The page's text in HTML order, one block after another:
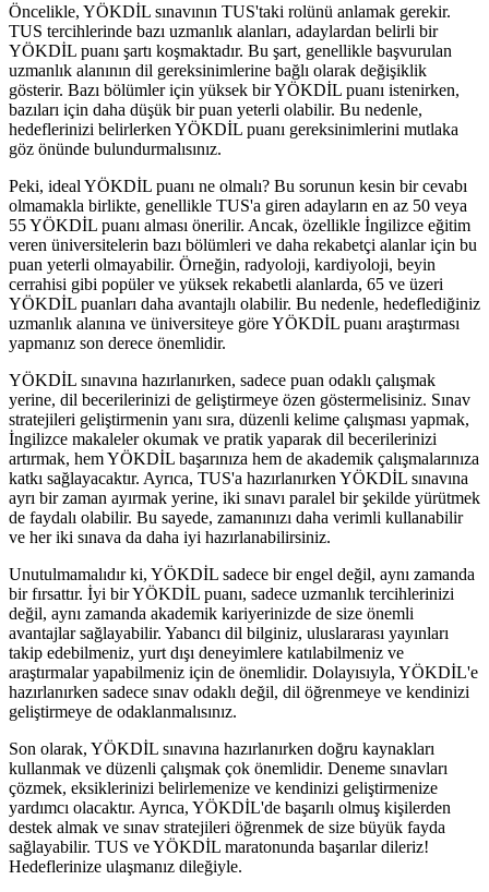
Öncelikle, YÖKDİL sınavının TUS'taki rolünü anlamak gerekir.
TUS tercihlerinde bazı uzmanlık alanları, adaylardan belirli bir
YÖKDİL puanı şartı koşmaktadır. Bu şart, genellikle başvurulan
uzmanlık alanının dil gereksinimlerine bağlı olarak değişiklik
gösterir. Bazı bölümler için yüksek bir YÖKDİL puanı istenirken,
bazıları için daha düşük bir puan yeterli olabilir. Bu nedenle,
hedeflerinizi belirlerken YÖKDİL puanı gereksinimlerini mutlaka
göz önünde bulundurmalısınız.
Peki, ideal YÖKDİL puanı ne olmalı? Bu sorunun kesin bir cevabı
olmamakla birlikte, genellikle TUS'a giren adayların en az 50 veya
55 YÖKDİL puanı alması önerilir. Ancak, özellikle İngilizce eğitim
veren üniversitelerin bazı bölümleri ve daha rekabetçi alanlar için bu
puan yeterli olmayabilir. Örneğin, radyoloji, kardiyoloji, beyin
cerrahisi gibi popüler ve yüksek rekabetli alanlarda, 65 ve üzeri
YÖKDİL puanları daha avantajlı olabilir. Bu nedenle, hedeflediğiniz
uzmanlık alanına ve üniversiteye göre YÖKDİL puanı araştırması
yapmanız son derece önemlidir.
YÖKDİL sınavına hazırlanırken, sadece puan odaklı çalışmak
yerine, dil becerilerinizi de geliştirmeye özen göstermelisiniz. Sınav
stratejileri geliştirmenin yanı sıra, düzenli kelime çalışması yapmak,
İngilizce makaleler okumak ve pratik yaparak dil becerilerinizi
artırmak, hem YÖKDİL başarınıza hem de akademik çalışmalarınıza
katkı sağlayacaktır. Ayrıca, TUS'a hazırlanırken YÖKDİL sınavına
ayrı bir zaman ayırmak yerine, iki sınavı paralel bir şekilde yürütmek
de faydalı olabilir. Bu sayede, zamanınızı daha verimli kullanabilir
ve her iki sınava da daha iyi hazırlanabilirsiniz.
Unutulmamalıdır ki, YÖKDİL sadece bir engel değil, aynı zamanda
bir fırsattır. İyi bir YÖKDİL puanı, sadece uzmanlık tercihlerinizi
değil, aynı zamanda akademik kariyerinizde de size önemli
avantajlar sağlayabilir. Yabancı dil bilginiz, uluslararası yayınları
takip edebilmeniz, yurt dışı deneyimlere katılabilmeniz ve
araştırmalar yapabilmeniz için de önemlidir. Dolayısıyla, YÖKDİL'e
hazırlanırken sadece sınav odaklı değil, dil öğrenmeye ve kendinizi
geliştirmeye de odaklanmalısınız.
Son olarak, YÖKDİL sınavına hazırlanırken doğru kaynakları
kullanmak ve düzenli çalışmak çok önemlidir. Deneme sınavları
çözmek, eksiklerinizi belirlemenize ve kendinizi geliştirmenize
yardımcı olacaktır. Ayrıca, YÖKDİL'de başarılı olmuş kişilerden
destek almak ve sınav stratejileri öğrenmek de size büyük fayda
sağlayabilir. TUS ve YÖKDİL maratonunda başarılar dileriz!
Hedeflerinize ulaşmanız dileğiyle.